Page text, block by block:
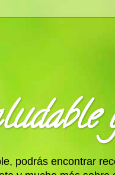
podrás encontrar